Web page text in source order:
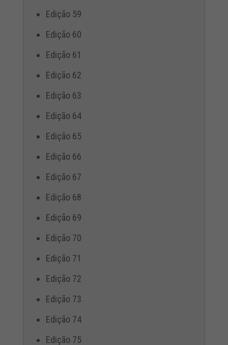
Edição 59
Edição 60
Edição 61
Edição 62
Edição 63
Edição 64
Edição 65
Edição 66
Edição 67
Edição 68
Edição 69
Edição 70
Edição 71
Edição 72
Edição 73
Edição 74
Edição 75